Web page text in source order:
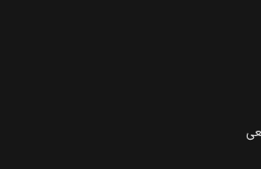
تمامی محصولات ارائه می‌شود.